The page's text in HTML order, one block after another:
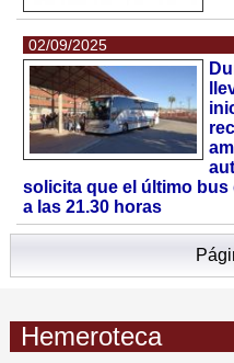
02/09/2025
solicita que el último bus
a las 21.30 horas
Hemeroteca